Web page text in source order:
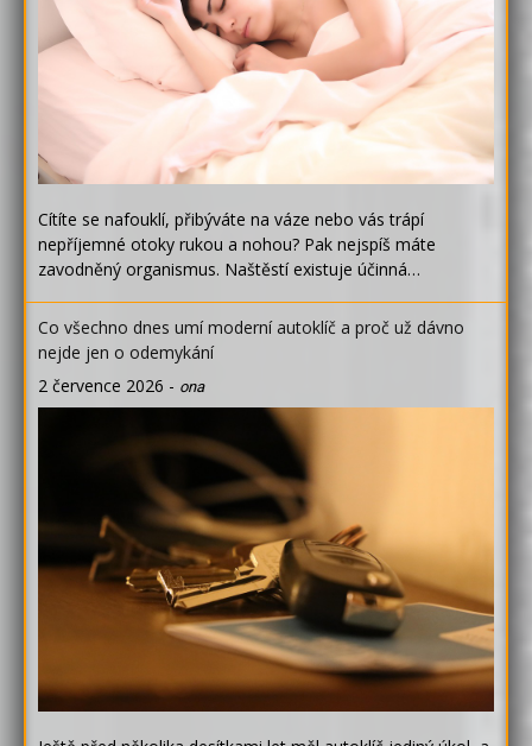
Cítíte se nafouklí, přibýváte na váze nebo vás trápí
nepříjemné otoky rukou a nohou? Pak nejspíš máte
zavodněný organismus. Naštěstí existuje účinná…
Co všechno dnes umí moderní autoklíč a proč už dávno
nejde jen o odemykání
2 července 2026 - ona